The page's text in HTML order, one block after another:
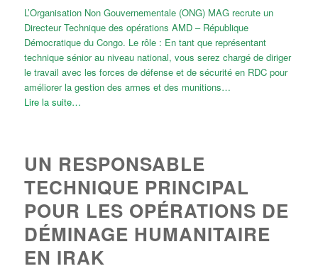
L’Organisation Non Gouvernementale (ONG) MAG recrute un
Directeur Technique des opérations AMD – République
Démocratique du Congo. Le rôle : En tant que représentant
technique sénior au niveau national, vous serez chargé de diriger
le travail avec les forces de défense et de sécurité en RDC pour
améliorer la gestion des armes et des munitions…
Lire la suite…
UN RESPONSABLE
TECHNIQUE PRINCIPAL
POUR LES OPÉRATIONS DE
DÉMINAGE HUMANITAIRE
EN IRAK